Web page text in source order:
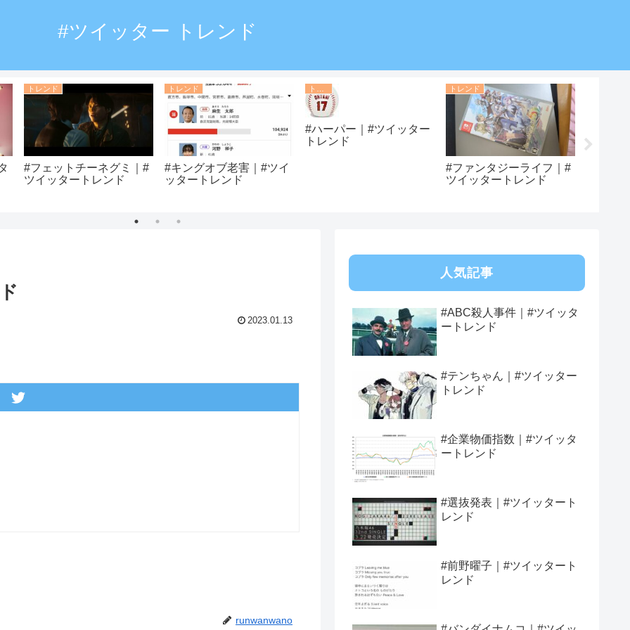
#ツイッター トレンド
トレンド
#フェットチーネグミ｜#
ツイッタートレンド
トレンド
#キングオブ老害｜#ツイ
ッタートレンド
#ハーパー｜#ツイッター
トレンド
トレンド
#ファンタジーライフ｜#
ツイッタートレンド
2023.01.13
runwanwano
人気記事
#ABC殺人事件｜#ツイッタ
ートレンド
#テンちゃん｜#ツイッター
トレンド
#企業物価指数｜#ツイッタ
ートレンド
#選抜発表｜#ツイッタート
レンド
#前野曜子｜#ツイッタート
レンド